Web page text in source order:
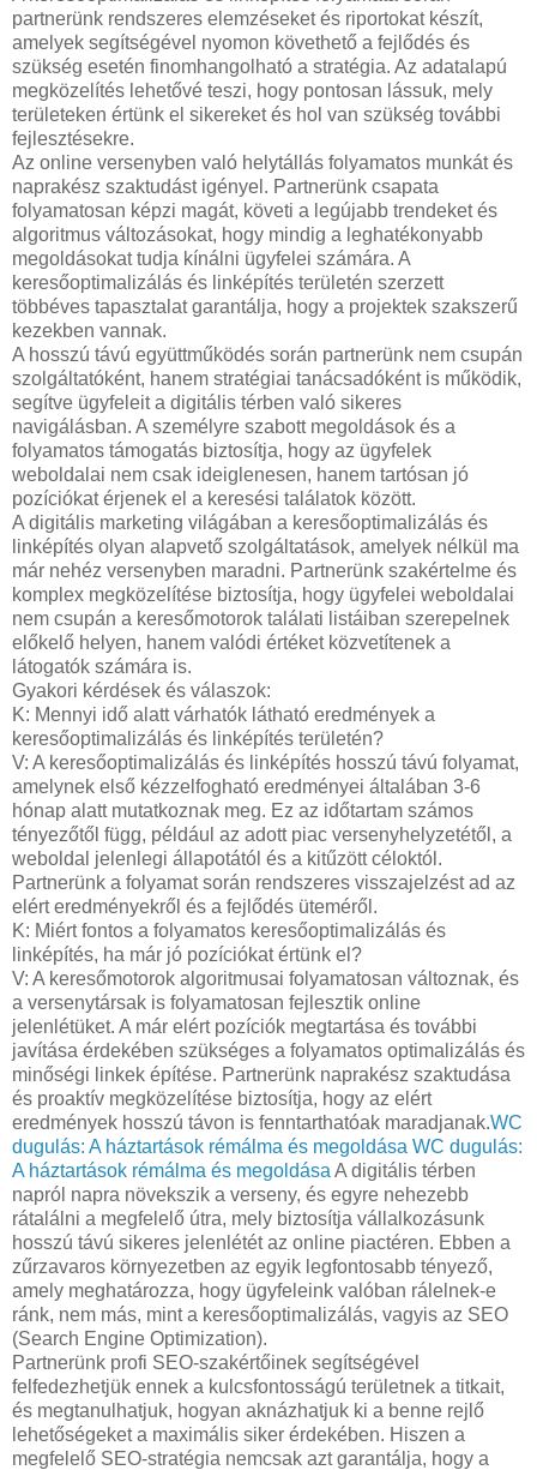
partnerünk rendszeres elemzéseket és riportokat készít,
amelyek segítségével nyomon követhető a fejlődés és
szükség esetén finomhangolható a stratégia. Az adatalapú
megközelítés lehetővé teszi, hogy pontosan lássuk, mely
területeken értünk el sikereket és hol van szükség további
fejlesztésekre.
Az online versenyben való helytállás folyamatos munkát és
naprakész szaktudást igényel. Partnerünk csapata
folyamatosan képzi magát, követi a legújabb trendeket és
algoritmus változásokat, hogy mindig a leghatékonyabb
megoldásokat tudja kínálni ügyfelei számára. A
keresőoptimalizálás és linképítés területén szerzett
többéves tapasztalat garantálja, hogy a projektek szakszerű
kezekben vannak.
A hosszú távú együttműködés során partnerünk nem csupán
szolgáltatóként, hanem stratégiai tanácsadóként is működik,
segítve ügyfeleit a digitális térben való sikeres
navigálásban. A személyre szabott megoldások és a
folyamatos támogatás biztosítja, hogy az ügyfelek
weboldalai nem csak ideiglenesen, hanem tartósan jó
pozíciókat érjenek el a keresési találatok között.
A digitális marketing világában a keresőoptimalizálás és
linképítés olyan alapvető szolgáltatások, amelyek nélkül ma
már nehéz versenyben maradni. Partnerünk szakértelme és
komplex megközelítése biztosítja, hogy ügyfelei weboldalai
nem csupán a keresőmotorok találati listáiban szerepelnek
előkelő helyen, hanem valódi értéket közvetítenek a
látogatók számára is.
Gyakori kérdések és válaszok:
K: Mennyi idő alatt várhatók látható eredmények a
keresőoptimalizálás és linképítés területén?
V: A keresőoptimalizálás és linképítés hosszú távú folyamat,
amelynek első kézzelfogható eredményei általában 3-6
hónap alatt mutatkoznak meg. Ez az időtartam számos
tényezőtől függ, például az adott piac versenyhelyzetétől, a
weboldal jelenlegi állapotától és a kitűzött céloktól.
Partnerünk a folyamat során rendszeres visszajelzést ad az
elért eredményekről és a fejlődés üteméről.
K: Miért fontos a folyamatos keresőoptimalizálás és
linképítés, ha már jó pozíciókat értünk el?
V: A keresőmotorok algoritmusai folyamatosan változnak, és
a versenytársak is folyamatosan fejlesztik online
jelenlétüket. A már elért pozíciók megtartása és további
javítása érdekében szükséges a folyamatos optimalizálás és
minőségi linkek építése. Partnerünk naprakész szaktudása
és proaktív megközelítése biztosítja, hogy az elért
eredmények hosszú távon is fenntarthatóak maradjanak.WC
dugulás: A háztartások rémálma és megoldása WC dugulás:
A háztartások rémálma és megoldása A digitális térben
napról napra növekszik a verseny, és egyre nehezebb
rátalálni a megfelelő útra, mely biztosítja vállalkozásunk
hosszú távú sikeres jelenlétét az online piactéren. Ebben a
zűrzavaros környezetben az egyik legfontosabb tényező,
amely meghatározza, hogy ügyfeleink valóban rálelnek-e
ránk, nem más, mint a keresőoptimalizálás, vagyis az SEO
(Search Engine Optimization).
Partnerünk profi SEO-szakértőinek segítségével
felfedezhetjük ennek a kulcsfontosságú területnek a titkait,
és megtanulhatjuk, hogyan aknázhatjuk ki a benne rejlő
lehetőségeket a maximális siker érdekében. Hiszen a
megfelelő SEO-stratégia nemcsak azt garantálja, hogy a